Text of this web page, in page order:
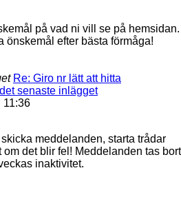
på vad ni vill se på hemsidan.
önskemål efter bästa förmåga!
Re: Giro nr lätt att hitta
senaste inlägget
11:36
meddelanden, starta trådar
om det blir fel! Meddelanden tas bort
inaktivitet.